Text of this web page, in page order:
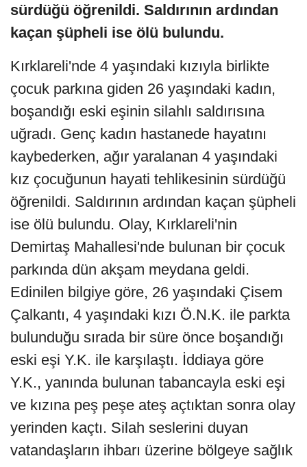
sürdüğü öğrenildi. Saldırının ardından
kaçan şüpheli ise ölü bulundu.
Kırklareli'nde 4 yaşındaki kızıyla birlikte
çocuk parkına giden 26 yaşındaki kadın,
boşandığı eski eşinin silahlı saldırısına
uğradı. Genç kadın hastanede hayatını
kaybederken, ağır yaralanan 4 yaşındaki
kız çocuğunun hayati tehlikesinin sürdüğü
öğrenildi. Saldırının ardından kaçan şüpheli
ise ölü bulundu. Olay, Kırklareli'nin
Demirtaş Mahallesi'nde bulunan bir çocuk
parkında dün akşam meydana geldi.
Edinilen bilgiye göre, 26 yaşındaki Çisem
Çalkantı, 4 yaşındaki kızı Ö.N.K. ile parkta
bulunduğu sırada bir süre önce boşandığı
eski eşi Y.K. ile karşılaştı. İddiaya göre
Y.K., yanında bulunan tabancayla eski eşi
ve kızına peş peşe ateş açtıktan sonra olay
yerinden kaçtı. Silah seslerini duyan
vatandaşların ihbarı üzerine bölgeye sağlık